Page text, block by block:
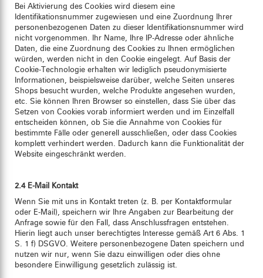
Bei Aktivierung des Cookies wird diesem eine
Identifikationsnummer zugewiesen und eine Zuordnung Ihrer
personenbezogenen Daten zu dieser Identifikationsnummer wird
nicht vorgenommen. Ihr Name, Ihre IP-Adresse oder ähnliche
Daten, die eine Zuordnung des Cookies zu Ihnen ermöglichen
würden, werden nicht in den Cookie eingelegt. Auf Basis der
Cookie-Technologie erhalten wir lediglich pseudonymisierte
Informationen, beispielsweise darüber, welche Seiten unseres
Shops besucht wurden, welche Produkte angesehen wurden,
etc. Sie können Ihren Browser so einstellen, dass Sie über das
Setzen von Cookies vorab informiert werden und im Einzelfall
entscheiden können, ob Sie die Annahme von Cookies für
bestimmte Fälle oder generell ausschließen, oder dass Cookies
komplett verhindert werden. Dadurch kann die Funktionalität der
Website eingeschränkt werden.
2.4 E-Mail Kontakt
Wenn Sie mit uns in Kontakt treten (z. B. per Kontaktformular
oder E-Mail), speichern wir Ihre Angaben zur Bearbeitung der
Anfrage sowie für den Fall, dass Anschlussfragen entstehen.
Hierin liegt auch unser berechtigtes Interesse gemäß Art 6 Abs. 1
S. 1 f) DSGVO. Weitere personenbezogene Daten speichern und
nutzen wir nur, wenn Sie dazu einwilligen oder dies ohne
besondere Einwilligung gesetzlich zulässig ist.